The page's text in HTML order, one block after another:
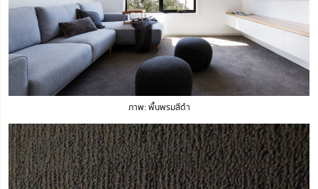
ภาพ: พื้นพรมสีดำ